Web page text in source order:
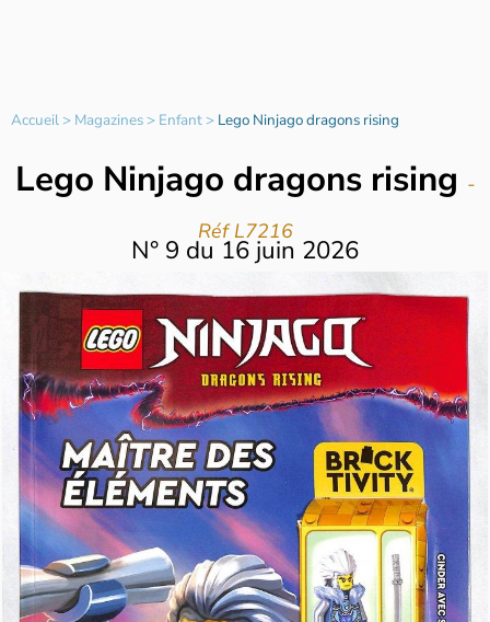
Accueil> Magazines> Enfant> Lego Ninjago dragons rising
Lego Ninjago dragons rising -
Réf L7216
N° 9 du16 juin 2026